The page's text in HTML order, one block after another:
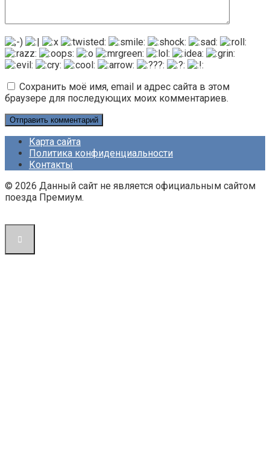
Сохранить моё имя, email и адрес сайта в этом
браузере для последующих моих комментариев.
Карта сайта
Политика конфиденциальности
Контакты
© 2026 Данный сайт не является официальным сайтом
поезда Премиум.